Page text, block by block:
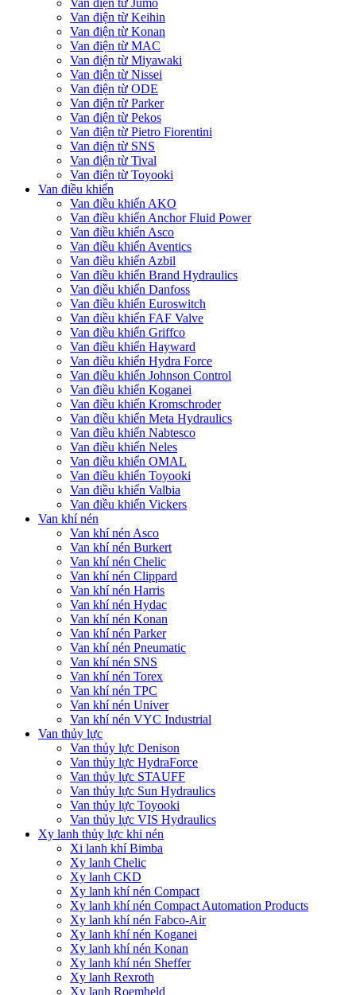
Van điện từ Keihin
Van điện từ Konan
Van điện từ MAC
Van điện từ Miyawaki
Van điện từ Nissei
Van điện từ ODE
Van điện từ Parker
Van điện từ Pekos
Van điện từ Pietro Fiorentini
Van điện từ SNS
Van điện từ Tival
Van điện từ Toyooki
Van điều khiển
Van điều khiển AKO
Van điều khiển Anchor Fluid Power
Van điều khiển Asco
Van điều khiển Aventics
Van điều khiển Azbil
Van điều khiển Brand Hydraulics
Van điều khiển Danfoss
Van điều khiển Euroswitch
Van điều khiển FAF Valve
Van điều khiển Griffco
Van điều khiển Hayward
Van điều khiển Hydra Force
Van điều khiển Johnson Control
Van điều khiển Koganei
Van điều khiển Kromschroder
Van điều khiển Meta Hydraulics
Van điều khiển Nabtesco
Van điều khiển Neles
Van điều khiển OMAL
Van điều khiển Toyooki
Van điều khiển Valbia
Van điều khiển Vickers
Van khí nén
Van khí nén Asco
Van khí nén Burkert
Van khí nén Chelic
Van khí nén Clippard
Van khí nén Harris
Van khí nén Hydac
Van khí nén Konan
Van khí nén Parker
Van khí nén Pneumatic
Van khí nén SNS
Van khí nén Torex
Van khí nén TPC
Van khí nén Univer
Van khí nén VYC Industrial
Van thủy lực
Van thủy lực Denison
Van thủy lực HydraForce
Van thủy lực STAUFF
Van thủy lực Sun Hydraulics
Van thủy lực Toyooki
Van thủy lực VIS Hydraulics
Xy lanh thủy lực khi nén
Xi lanh khí Bimba
Xy lanh Chelic
Xy lanh CKD
Xy lanh khí nén Compact
Xy lanh khí nén Compact Automation Products
Xy lanh khí nén Fabco-Air
Xy lanh khí nén Koganei
Xy lanh khí nén Konan
Xy lanh khí nén Sheffer
Xy lanh Rexroth
Xy lanh Roemheld